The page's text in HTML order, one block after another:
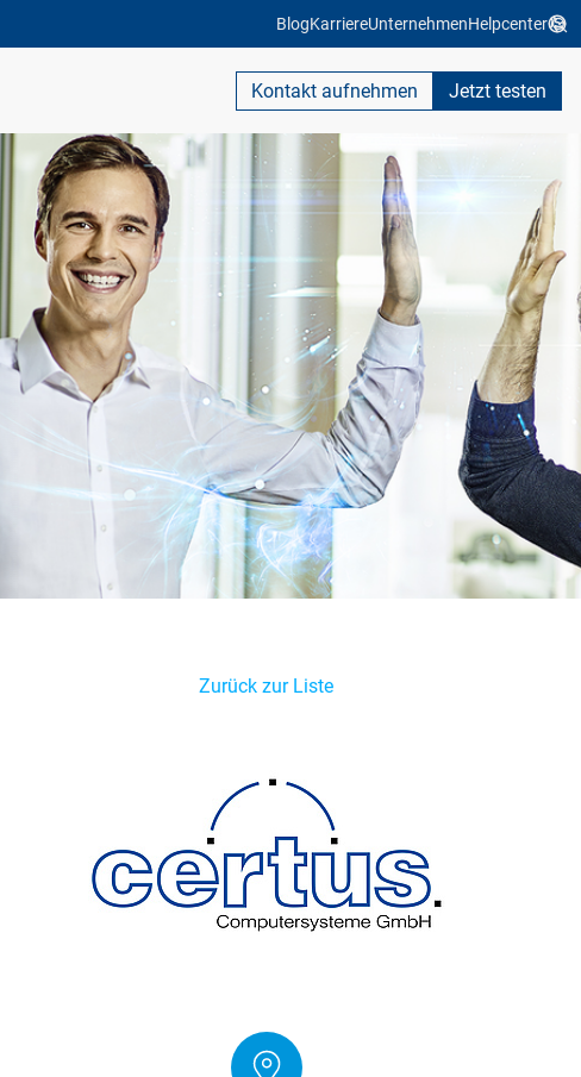
BlogKarriereUnternehmenHelpcenter
Kontakt aufnehmen Jetzt testen
Zurück zur Liste